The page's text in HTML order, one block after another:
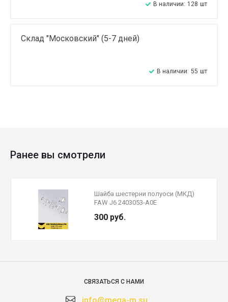
В наличии: 128 шт
Склад "Московский" (5-7 дней)
В наличии: 55 шт
Ранее вы смотрели
Шайба шестерни полуоси (МКД)
FAW J6 2403053-A0E
300 руб.
СВЯЗАТЬСЯ С НАМИ